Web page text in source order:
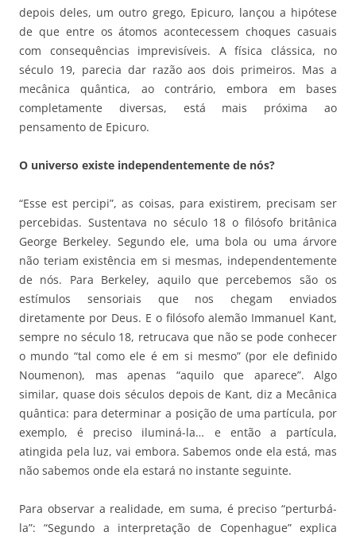
depois deles, um outro grego, Epicuro, lançou a hipótese
de que entre os átomos acontecessem choques casuais
com consequências imprevisíveis. A física clássica, no
século 19, parecia dar razão aos dois primeiros. Mas a
mecânica quântica, ao contrário, embora em bases
completamente diversas, está mais próxima ao
pensamento de Epicuro.
O universo existe independentemente de nós?
“Esse est percipi”, as coisas, para existirem, precisam ser
percebidas. Sustentava no século 18 o filósofo britânica
George Berkeley. Segundo ele, uma bola ou uma árvore
não teriam existência em si mesmas, independentemente
de nós. Para Berkeley, aquilo que percebemos são os
estímulos sensoriais que nos chegam enviados
diretamente por Deus. E o filósofo alemão Immanuel Kant,
sempre no século 18, retrucava que não se pode conhecer
o mundo “tal como ele é em si mesmo” (por ele definido
Noumenon), mas apenas “aquilo que aparece”. Algo
similar, quase dois séculos depois de Kant, diz a Mecânica
quântica: para determinar a posição de uma partícula, por
exemplo, é preciso iluminá-la… e então a partícula,
atingida pela luz, vai embora. Sabemos onde ela está, mas
não sabemos onde ela estará no instante seguinte.
Para observar a realidade, em suma, é preciso “perturbá-
la”: “Segundo a interpretação de Copenhague” explica